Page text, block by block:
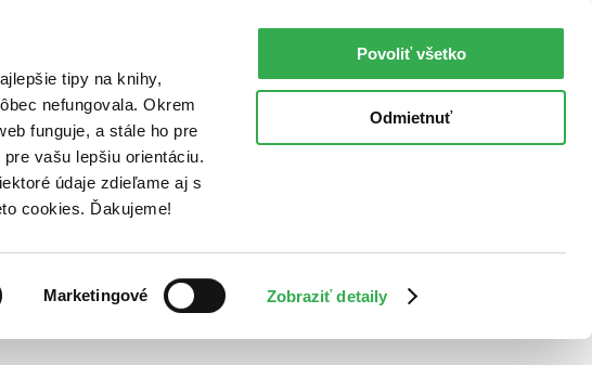
tipy na knihy,
nefungovala. Okrem
funguje, a stále ho pre
vašu lepšiu orientáciu.
údaje zdieľame aj s
cookies. Ďakujeme!
Marketingové Zobraziť detaily
Povoliť všetko
Odmietnuť